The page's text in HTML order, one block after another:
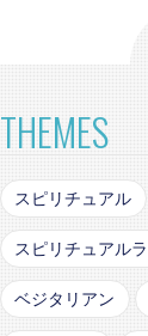
THEMES
スピリチュアル
スピリチュアル
ベジタリアン